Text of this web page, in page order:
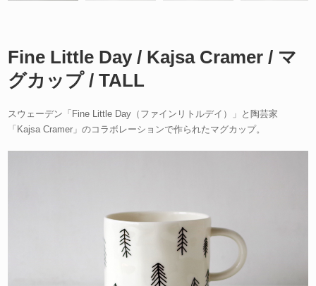
Fine Little Day / Kajsa Cramer / マ
グカップ / TALL
スウェーデン「Fine Little Day（ファインリトルデイ）」と陶芸家
「Kajsa Cramer」のコラボレーションで作られたマグカップ。